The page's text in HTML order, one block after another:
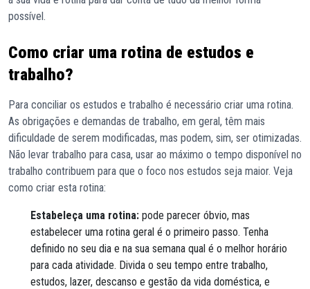
possível.
Como criar uma rotina de estudos e
trabalho?
Para conciliar os estudos e trabalho é necessário criar uma rotina.
As obrigações e demandas de trabalho, em geral, têm mais
dificuldade de serem modificadas, mas podem, sim, ser otimizadas.
Não levar trabalho para casa, usar ao máximo o tempo disponível no
trabalho contribuem para que o foco nos estudos seja maior. Veja
como criar esta rotina:
Estabeleça uma rotina: pode parecer óbvio, mas
estabelecer uma rotina geral é o primeiro passo. Tenha
definido no seu dia e na sua semana qual é o melhor horário
para cada atividade. Divida o seu tempo entre trabalho,
estudos, lazer, descanso e gestão da vida doméstica, e